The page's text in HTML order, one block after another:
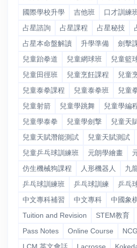
國際學校升學
吉他班 口才訓練
占星諮詢
占星課程 占星秘技
占星本命盤解讀
升學準備 劍擊
兒童跆拳道
兒童網球班 兒童籃
兒童田徑班
兒童烹飪課程 兒童
兒童泰拳課程
兒童泰拳班 兒童
兒童射箭
兒童學跳舞 兒童學編
兒童學泰拳
兒童學劍撃
兒童天
兒童天賦潛能測試
兒童天賦測試
兒童乒乓球訓練班
元朗學繪畫
仿生機械狗課程
人形機器人
九
乒乓球訓練班
乒乓球訓練 乒乓
中文專科補習
中文專科
中國象
Tuition and Revision
STEM教育
Pass Notes
Online Course